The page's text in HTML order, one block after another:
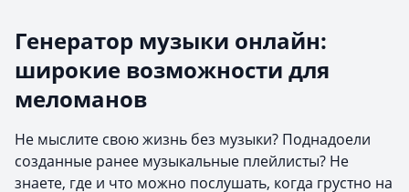
Генератор музыки онлайн:
широкие возможности для
меломанов
Не мыслите свою жизнь без музыки? Поднадоели
созданные ранее музыкальные плейлисты? Не
знаете, где и что можно послушать, когда грустно на